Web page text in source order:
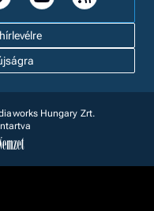
Hungary Zrt.